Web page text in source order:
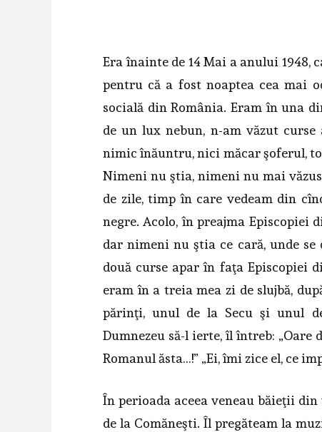
Era înainte de 14 Mai a anului 1948,
pentru că a fost noaptea cea mai
socială din România. Eram în una
de un lux nebun, n-am văzut curse
nimic înăuntru, nici măcar şoferul,
Nimeni nu ştia, nimeni nu mai
de zile, timp în care vedeam din
negre. Acolo, în preajma Episcopiei
dar nimeni nu ştia ce cară, unde se
două curse apar în faţa Episcopiei
eram în a treia mea zi de slujbă,
părinţi, unul de la Secu şi unul
Dumnezeu să-l ierte, îl întreb:
Romanul ăsta…!” „Ei, îmi zice el, ce
În perioada aceea veneau băieţii
de la Comăneşti. Îl pregăteam la